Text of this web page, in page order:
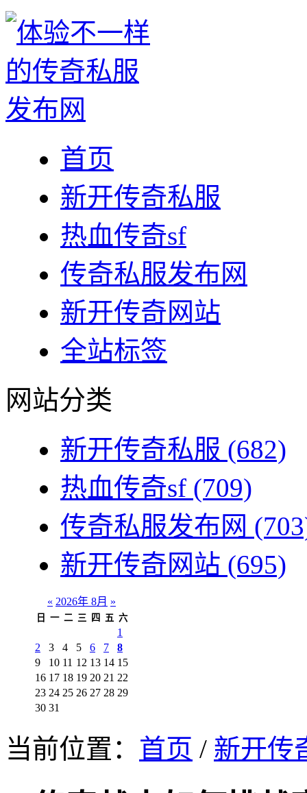
首页
新开传奇私服
热血传奇sf
传奇私服发布网
新开传奇网站
全站标签
网站分类
新开传奇私服 (682)
热血传奇sf (709)
传奇私服发布网
新开传奇网站 (695)
« 2026年 8月 »
日 一 二 三 四 五 六
1
2
3 4 5 6 7
8
9
10 11 12 13 14 15
16 17 18 19 20 21 22
23 24 25 26 27 28 29
30 31
当前位置： 首页 / 新开传